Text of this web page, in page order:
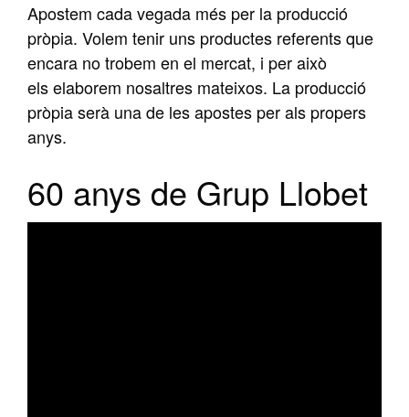
Apostem cada vegada més per la producció
pròpia. Volem tenir uns productes referents que
encara no trobem en el mercat, i per això
els elaborem nosaltres mateixos. La producció
pròpia serà una de les apostes per als propers
anys.
60 anys de Grup Llobet